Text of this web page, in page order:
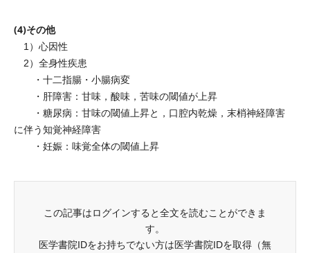
(4)その他
1）心因性
2）全身性疾患
・十二指腸・小腸病変
・肝障害：甘味，酸味，苦味の閾値が上昇
・糖尿病：甘味の閾値上昇と，口腔内乾燥，末梢神経障害
に伴う知覚神経障害
・妊娠：味覚全体の閾値上昇
この記事はログインすると全文を読むことができま
す。
医学書院IDをお持ちでない方は医学書院IDを取得（無